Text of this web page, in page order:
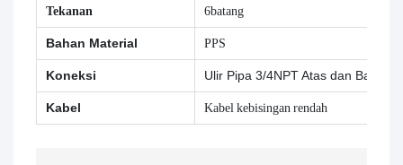
Tekanan 6batang
Bahan Material PPS
Koneksi Ulir Pipa 3/4NPT Atas dan Bawah
Kabel Kabel kebisingan rendah